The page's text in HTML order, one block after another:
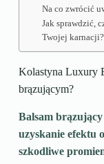
Na co zwrócić
Jak sprawdzić,
Twojej karnacji?
Kolastyna Luxury
brązującym?
Balsam
uzyskanie efektu
szkodliwe